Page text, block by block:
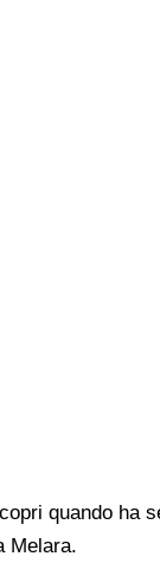
quando ha
Melara.